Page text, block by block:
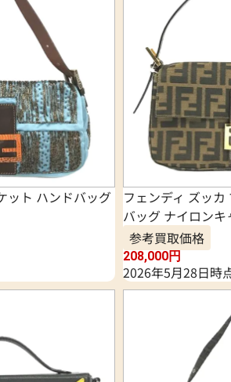
ット ハンドバッグ
フェンディ ズッ
バッグ ナイロンキ
参考買取価格
208,000円
2026年5月28日時